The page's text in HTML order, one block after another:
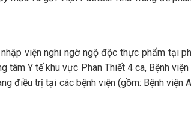
viện nghi ngờ ngộ độc thực phẩm tại
tâm Y tế khu vực Phan Thiết 4 ca, Bệnh
điều trị tại các bệnh viện (gồm: Bệnh viện